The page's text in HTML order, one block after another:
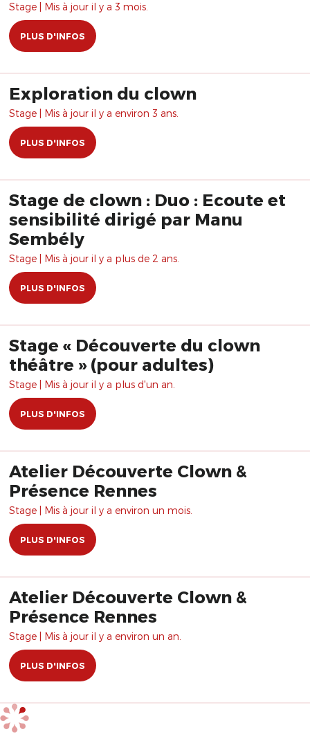
Stage | Mis à jour il y a 3 mois.
PLUS D'INFOS
Exploration du clown
Stage | Mis à jour il y a environ 3 ans.
PLUS D'INFOS
Stage de clown : Duo : Ecoute et
sensibilité dirigé par Manu
Sembély
Stage | Mis à jour il y a plus de 2 ans.
PLUS D'INFOS
Stage « Découverte du clown
théâtre » (pour adultes)
Stage | Mis à jour il y a plus d'un an.
PLUS D'INFOS
Atelier Découverte Clown &
Présence Rennes
Stage | Mis à jour il y a environ un mois.
PLUS D'INFOS
Atelier Découverte Clown &
Présence Rennes
Stage | Mis à jour il y a environ un an.
PLUS D'INFOS